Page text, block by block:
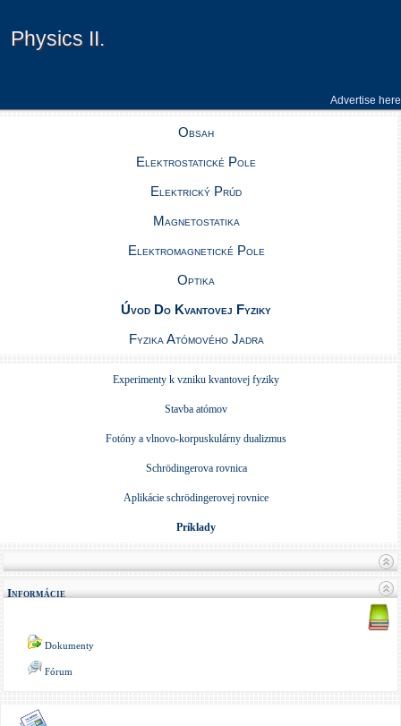
Advertise here
Physics II.
Physics II.
Obsah
Elektrostatické Pole
Elektrický Prúd
Magnetostatika
Elektromagnetické Pole
Optika
Úvod Do Kvantovej Fyziky
Fyzika Atómového Jadra
Experimenty k vzniku kvantovej fyziky
Stavba atómov
Fotóny a vlnovo-korpuskulárny dualizmus
Schrödingerova rovnica
Aplikácie schrödingerovej rovnice
Príklady
Informácie
Dokumenty
Fórum